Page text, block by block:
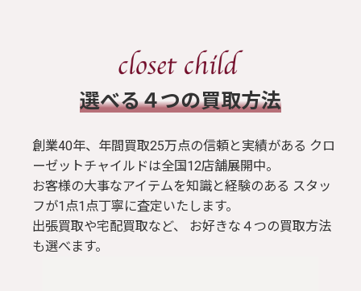
​選べる４つの買取方法
創業40年、年間買取25万点の信頼と実績がある クロ
ーゼットチャイルドは全国12店舗展開中。
お客様の大事なアイテムを知識と経験のある スタッ
フが1点1点丁寧に査定いたします。
出張買取や宅配買取など、 お好きな４つの買取方法
も選べます。